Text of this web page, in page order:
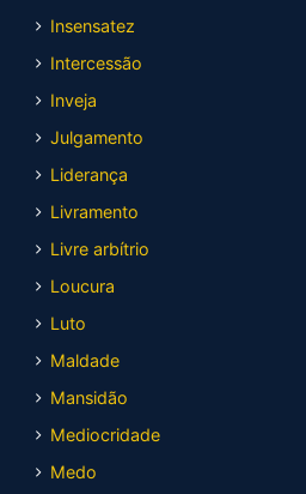
Insensatez
Intercessão
Inveja
Julgamento
Liderança
Livramento
Livre arbítrio
Loucura
Luto
Maldade
Mansidão
Mediocridade
Medo